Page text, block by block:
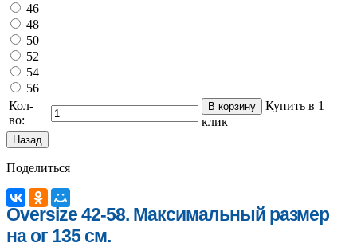
46
48
50
52
54
56
Кол-
во:
Купить в 1
клик
Поделиться
Oversize 42-58. Максимальный размер
на ог 135 см.